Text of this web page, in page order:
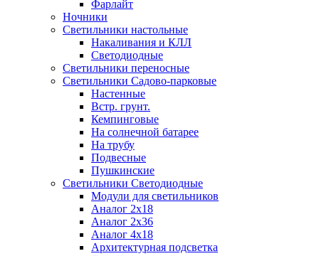
Фарлайт
Ночники
Светильники настольные
Накаливания и КЛЛ
Светодиодные
Светильники переносные
Светильники Садово-парковые
Настенные
Встр. грунт.
Кемпинговые
На солнечной батарее
На трубу
Подвесные
Пушкинские
Светильники Светодиодные
Модули для светильников
Аналог 2х18
Аналог 2х36
Аналог 4х18
Архитектурная подсветка